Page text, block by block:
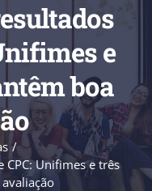
e
boa
CPC: Unifimes e três